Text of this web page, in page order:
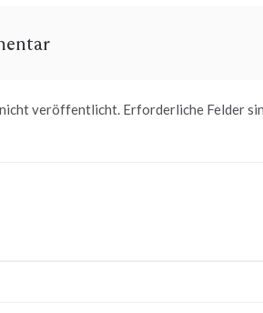
veröffentlicht. Erforderliche Felder